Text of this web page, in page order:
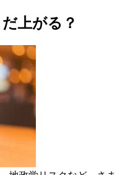
上がる？